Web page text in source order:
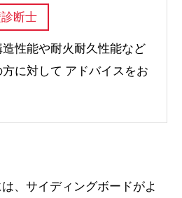
断士
性能や耐火耐久性能など
に対して アドバイスをお
、サイディングボードがよ